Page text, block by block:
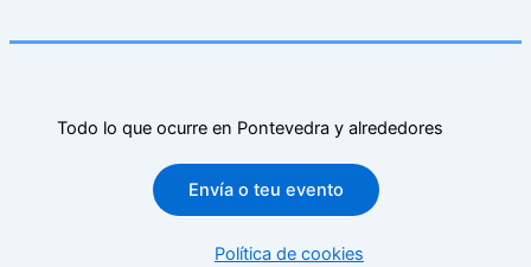
Todo lo que ocurre en Pontevedra y alrededores
Envía o teu evento
Política de cookies